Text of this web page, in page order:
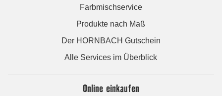
Farbmischservice
Produkte nach Maß
Der HORNBACH Gutschein
Alle Services im Überblick
Online einkaufen